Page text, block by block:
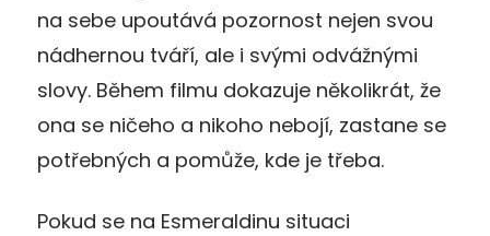
na sebe upoutává pozornost nejen svou
nádhernou tváří, ale i svými odvážnými
slovy. Během filmu dokazuje několikrát, že
ona se ničeho a nikoho nebojí, zastane se
potřebných a pomůže, kde je třeba.
Pokud se na Esmeraldinu situaci